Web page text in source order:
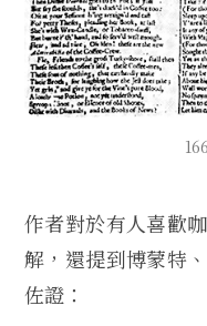
作者對於有人喜歡
解，還提到博蒙特
佐證：